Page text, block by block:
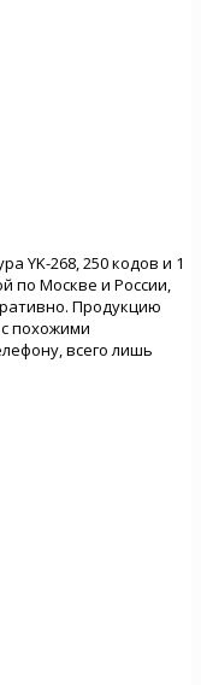
YK-268, 250 кодов и 1
по Москве и России,
Продукцию
похожими
всего лишь